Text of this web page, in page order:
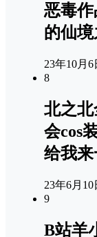
恶毒
的仙
23年10月6
8
北之北
会cos
给我
23年6月10
9
B站羊